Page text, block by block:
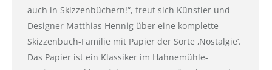
auch in Skizzenbüchern!“, freut sich Künstler und
Designer Matthias Hennig über eine komplette
Skizzenbuch-Familie mit Papier der Sorte ‚Nostalgie‘.
Das Papier ist ein Klassiker im Hahnemühle-